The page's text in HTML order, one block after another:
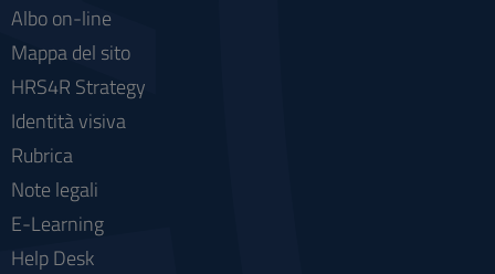
Albo on-line
Mappa del sito
HRS4R Strategy
Identità visiva
Rubrica
Note legali
E-Learning
Help Desk